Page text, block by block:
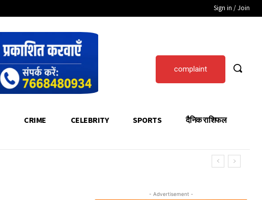
Sign in / Join
complaint
CRIME CELEBRITY SPORTS दैनिक राशिफल
- Advertisement -